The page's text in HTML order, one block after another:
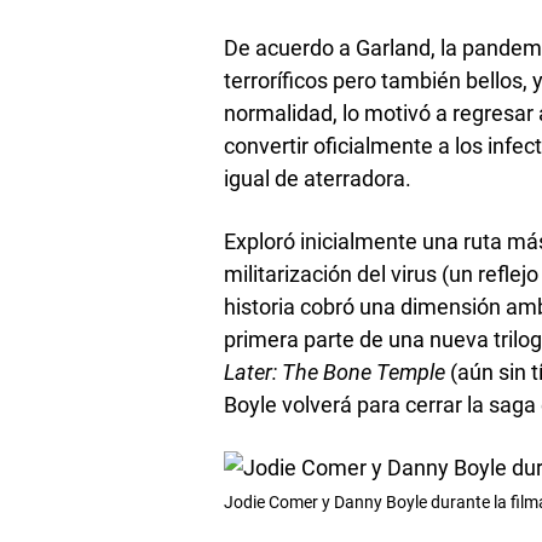
De acuerdo a Garland, la
terroríficos pero también bellos,
normalidad, lo motivó a
convertir oficialmente a los
igual de aterradora.
Exploró inicialmente una ruta
militarización del virus (un
historia cobró una dimensión
primera parte de una nueva
Later: The Bone Temple (aún sin
Boyle volverá para cerrar la
Jodie Comer y Danny Boyle durante la